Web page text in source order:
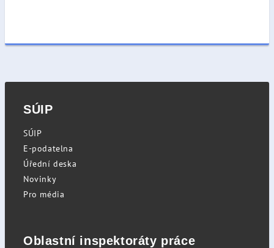
SÚIP
SÚIP
E-podatelna
Úřední deska
Novinky
Pro média
Oblastní inspektoráty práce